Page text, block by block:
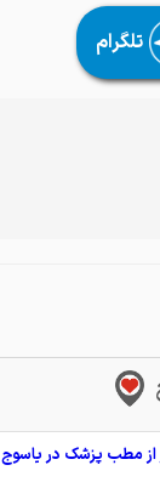
تلگرام
از مطب پزشک در یاسوج